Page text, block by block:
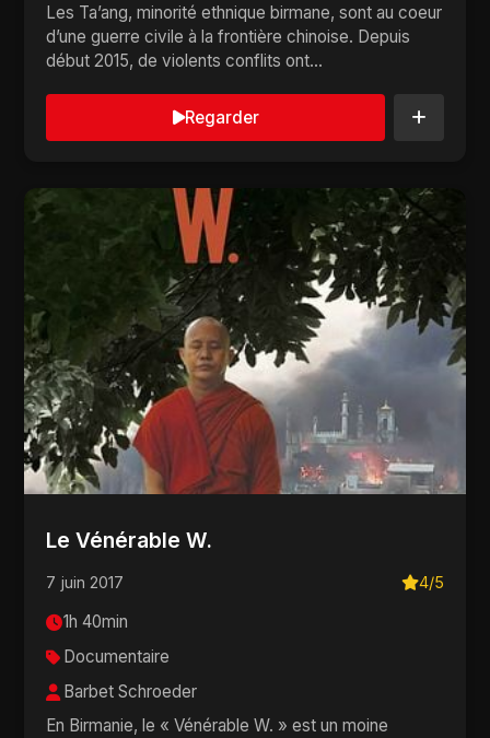
Les Ta’ang, minorité ethnique birmane, sont au coeur
d’une guerre civile à la frontière chinoise. Depuis
début 2015, de violents conflits ont...
Regarder
Le Vénérable W.
7 juin 2017 4/5
1h 40min
Documentaire
Barbet Schroeder
En Birmanie, le « Vénérable W. » est un moine